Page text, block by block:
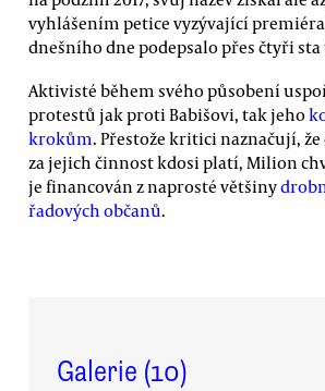
vyhlášením petice vyzývající
dnešního dne podepsalo přes čtyři
Aktivisté během svého působení
protestů jak proti Babišovi, tak jeho
krokům. Přestože kritici naznačují,
za jejich činnost kdosi platí, Milion
je financován z naprosté většiny
řadových občanů.
Galerie (10)